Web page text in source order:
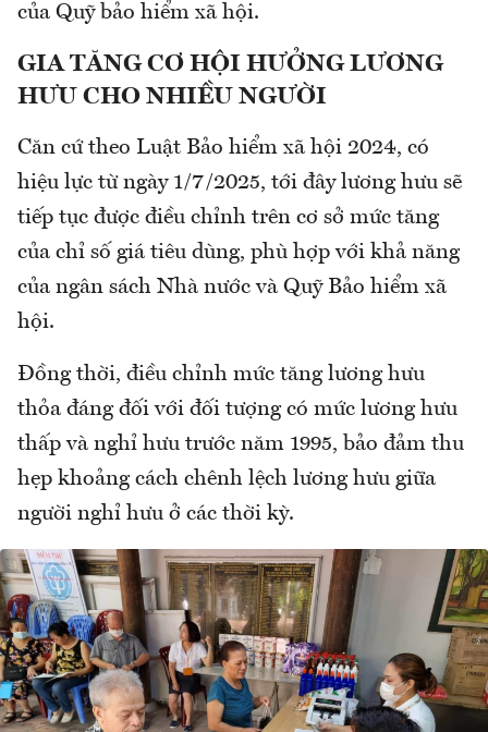
của Quỹ bảo hiểm xã hội.
GIA TĂNG CƠ HỘI HƯỞNG LƯƠNG
HƯU CHO NHIỀU NGƯỜI
Căn cứ theo Luật Bảo hiểm xã hội 2024, có
hiệu lực từ ngày 1/7/2025, tới đây lương hưu sẽ
tiếp tục được điều chỉnh trên cơ sở mức tăng
của chỉ số giá tiêu dùng, phù hợp với khả năng
của ngân sách Nhà nước và Quỹ Bảo hiểm xã
hội.
Đồng thời, điều chỉnh mức tăng lương hưu
thỏa đáng đối với đối tượng có mức lương hưu
thấp và nghỉ hưu trước năm 1995, bảo đảm thu
hẹp khoảng cách chênh lệch lương hưu giữa
người nghỉ hưu ở các thời kỳ.